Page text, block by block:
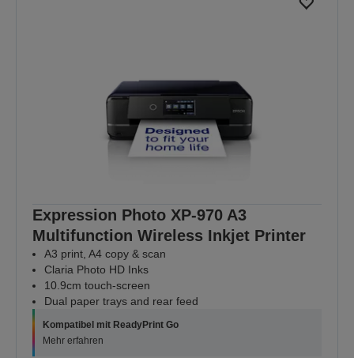
Expression Photo XP-970 A3
Multifunction Wireless Inkjet Printer
A3 print, A4 copy & scan
Claria Photo HD Inks
10.9cm touch-screen
Dual paper trays and rear feed
Kompatibel mit ReadyPrint Go
Mehr erfahren